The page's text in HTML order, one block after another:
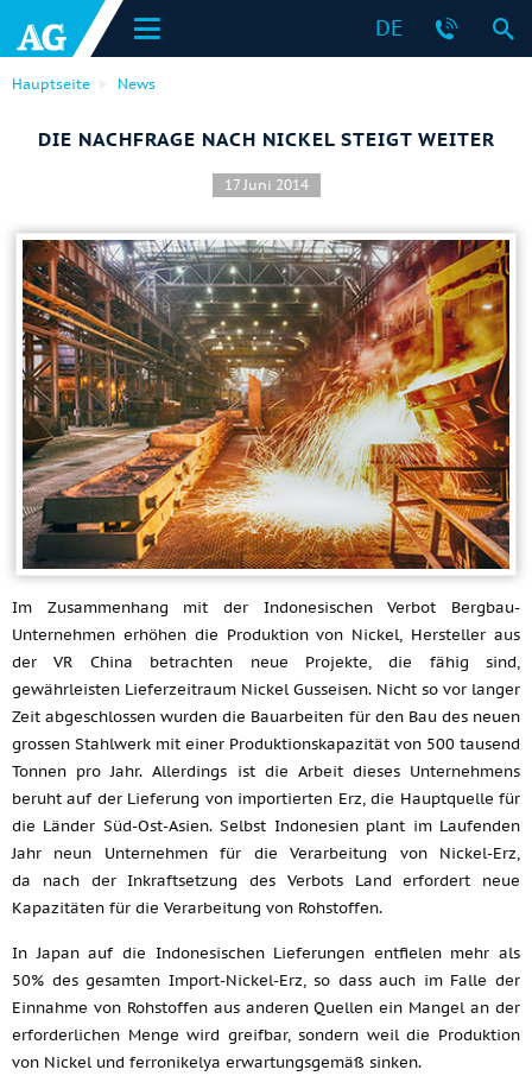
DE
Hauptseite News
DIE NACHFRAGE NACH NICKEL STEIGT WEITER
17 Juni 2014
Im Zusammenhang mit der Indonesischen Verbot Bergbau-
Unternehmen erhöhen die Produktion von Nickel, Hersteller aus
der VR China betrachten neue Projekte, die fähig sind,
gewährleisten Lieferzeitraum Nickel Gusseisen. Nicht so vor langer
Zeit abgeschlossen wurden die Bauarbeiten für den Bau des neuen
grossen Stahlwerk mit einer Produktionskapazität von 500 tausend
Tonnen pro Jahr. Allerdings ist die Arbeit dieses Unternehmens
beruht auf der Lieferung von importierten Erz, die Hauptquelle für
die Länder Süd-Ost-Asien. Selbst Indonesien plant im Laufenden
Jahr neun Unternehmen für die Verarbeitung von Nickel-Erz,
da nach der Inkraftsetzung des Verbots Land erfordert neue
Kapazitäten für die Verarbeitung von Rohstoffen.
In Japan auf die Indonesischen Lieferungen entfielen mehr als
50% des gesamten Import-Nickel-Erz, so dass auch im Falle der
Einnahme von Rohstoffen aus anderen Quellen ein Mangel an der
erforderlichen Menge wird greifbar, sondern weil die Produktion
von Nickel und ferronikelya erwartungsgemäß sinken.